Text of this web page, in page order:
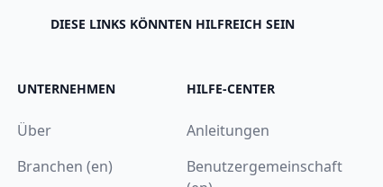
DIESE LINKS KÖNNTEN HILFREICH SEIN
UNTERNEHMEN
Über
Branchen (en)
HILFE-CENTER
Anleitungen
Benutzergemeinschaft